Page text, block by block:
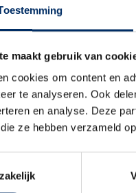
maakt gebruik van
cookies om content en
te analyseren. Ook
en analyse. Deze
ze hebben verzameld